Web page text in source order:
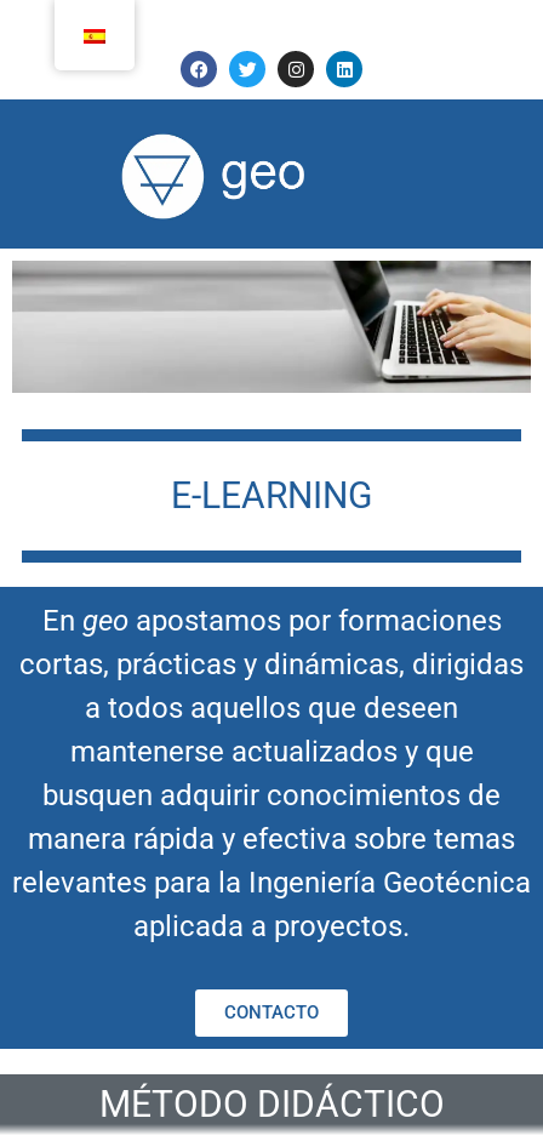
E-LEARNING
En geoapostamos por formaciones
cortas, prácticas y dinámicas, dirigidas
a todos aquellos que deseen
mantenerse actualizados y que
busquen adquirir conocimientos de
manera rápida y efectiva sobre temas
relevantes para la Ingeniería Geotécnica
aplicada a proyectos.
CONTACTO
MÉTODO DIDÁCTICO